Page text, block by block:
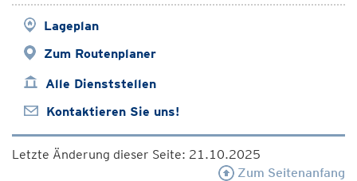
Lageplan
Zum Routenplaner
Alle Dienststellen
Kontaktieren Sie uns!
Letzte Änderung dieser Seite: 21.10.2025
Zum Seitenanfang